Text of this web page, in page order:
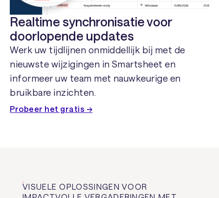
Realtime synchronisatie voor
doorlopende updates
Werk uw tijdlijnen onmiddellijk bij met de
nieuwste wijzigingen in Smartsheet en
informeer uw team met nauwkeurige en
bruikbare inzichten.
Probeer het gratis →
VISUELE OPLOSSINGEN VOOR